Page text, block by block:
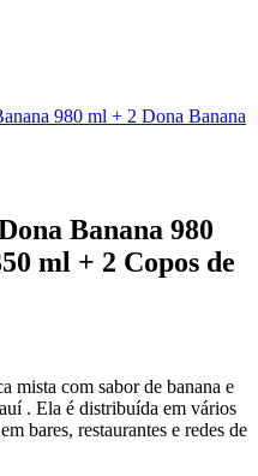
980 ml + 2 Dona Banana
Banana 980
ml + 2 Copos de
mista com sabor de banana e
. Ela é distribuída em vários
bares, restaurantes e redes de